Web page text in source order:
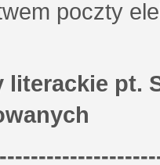
poczty
literackie pt.